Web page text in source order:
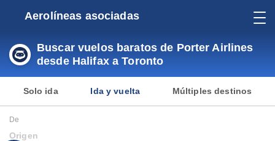
Aerolíneas asociadas
Buscar vuelos baratos de Porter Airlines
desde Halifax a Toronto
Solo ida Ida y vuelta Múltiples destinos
De
Origen